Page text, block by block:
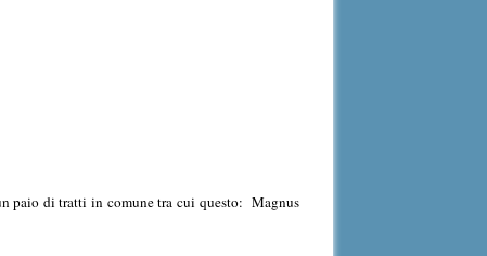
paio di tratti in comune tra cui questo: Magnus